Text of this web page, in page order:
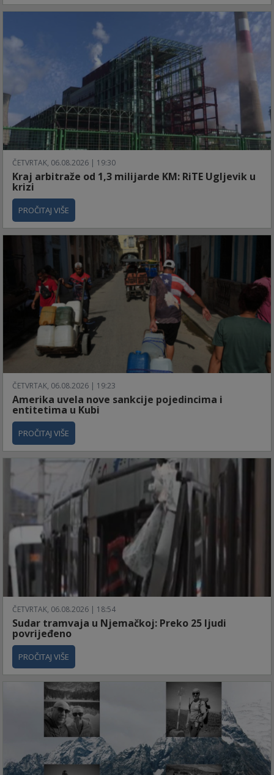
ČETVRTAK, 06.08.2026 | 19:30
Kraj arbitraže od 1,3 milijarde KM: RiTE Ugljevik u
krizi
PROČITAJ VIŠE
ČETVRTAK, 06.08.2026 | 19:23
Amerika uvela nove sankcije pojedincima i
entitetima u Kubi
PROČITAJ VIŠE
ČETVRTAK, 06.08.2026 | 18:54
Sudar tramvaja u Njemačkoj: Preko 25 ljudi
povrijeđeno
PROČITAJ VIŠE